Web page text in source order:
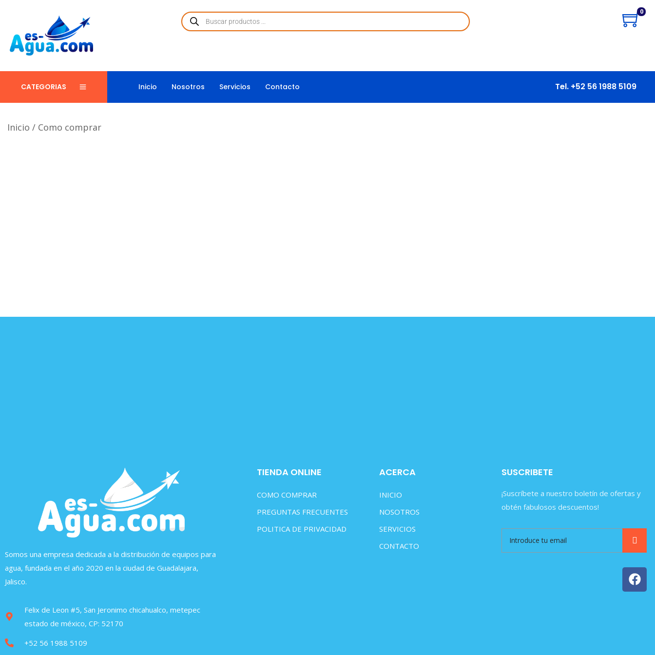
0
CATEGORIAS Inicio Nosotros Servicios Contacto Tel. +52 56 1988 5109
Inicio / Como comprar
Somos una empresa dedicada a la distribución de equipos para
agua, fundada en el año 2020 en la ciudad de Guadalajara,
Jalisco.
Felix de Leon #5, San Jeronimo chicahualco, metepec
estado de méxico, CP: 52170
+52 56 1988 5109
TIENDA ONLINE
COMO COMPRAR
PREGUNTAS FRECUENTES
POLITICA DE PRIVACIDAD
ACERCA
INICIO
NOSOTROS
SERVICIOS
CONTACTO
SUSCRIBETE
¡Suscríbete a nuestro boletín de ofertas y
obtén fabulosos descuentos!